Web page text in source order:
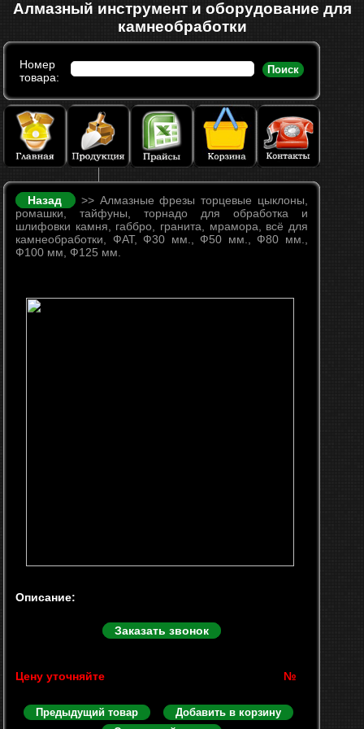
Алмазный инструмент и оборудование для
камнеобработки
Номер
товара:
Поиск
Назад
>> Алмазные фрезы торцевые цыклоны,
ромашки, тайфуны, торнадо для обработка и
шлифовки камня, габбро, гранита, мрамора, всё для
камнеобработки, ФАТ, Ф30 мм., Ф50 мм., Ф80 мм.,
Ф100 мм, Ф125 мм.
Описание:
Заказать звонок
Цену уточняйте №
Предыдущий товар
Добавить в корзину